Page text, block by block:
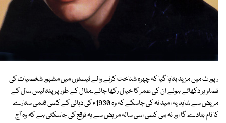
رپورٹ میں مزید بتایا گیا کہ چہرہ شناخت کرنے والے ٹیسٹوں میں مشہور شخصیات کی
تصاویر دکھاتے ہوئے ان کی عمر کا خیال رکھا جائے۔مثال کے طورپر پنتالیس سال کے
مریض سے شاید یہ امید نہ کی جاسکے کہ وہ 1930ء کی دہائی کے کسی فلمی ستارے
کا نام بتادے گا اور نہ ہی کسی اسی سالہ مریض سے یہ توقع کی جاسکتی ہے کہ وہ آج